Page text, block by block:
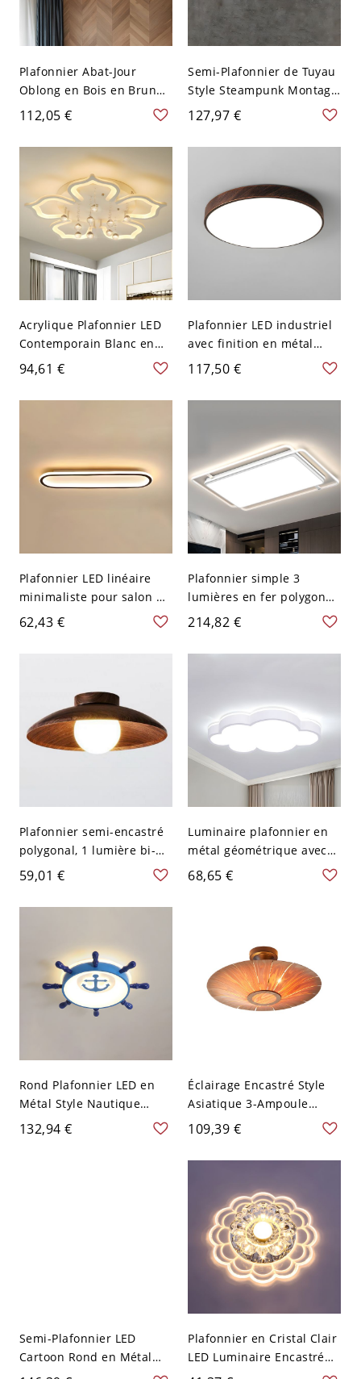
Plafonnier Abat-Jour
Oblong en Bois en Brun
LED Lampe Encastrée
Style Moderne - Bois
Foncé 110 V-120 V 64,77
112,05 €
Semi-Plafonnier de Tuyau
Style Steampunk Montage
Semi-Encastré en Métal
Noir - 110 V-120 V Style 1
127,97 €
Acrylique Plafonnier LED
Contemporain Blanc en
Forme d Lotus Luminaire
Encastré avec Décor de
Cristal - Blanc 110 V-120 V
94,61 €
Plafonnier LED industriel
avec finition en métal
rouillé et abat-jour en
acrylique - 110 V-120 V
30,48 cm Blanc Rouillé
117,50 €
Plafonnier LED linéaire
minimaliste pour salon et
chambre - Noir 110 V-120
V 59,69 cm Blanc
62,43 €
Plafonnier simple 3
lumières en fer polygonal
blanc, monté à plat &
câblé directement, 110V-
120V, trois niveaux
de gradation)
214,82 €
Plafonnier semi-encastré
polygonal, 1 lumière bi-
pin simple en alliage avec
abat-jour vitré, 110V-120V,
noyer
59,01 €
Luminaire plafonnier en
métal géométrique avec
abat-jour en acrylique
blanc - Blanc 110 V-120 V
68,65 €
Rond Plafonnier LED en
Métal Style Nautique
Luminaire Encastré en
Acrylique Blanc - 110 V-
132,94 €
Éclairage Encastré Style
Asiatique 3-Ampoule
Plafonnier en Forme
d'Assiette en Bois - 110 V-
120 V Bois Foncé 40,64 cm
109,39 €
Semi-Plafonnier LED
Cartoon Rond en Métal
Montage Semi-Encastré
Plafonnier en Cristal Clair
LED Luminaire Encastré
Style Moderne en Forme